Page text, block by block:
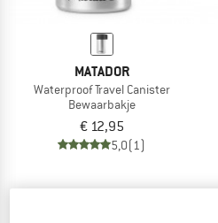
MATADOR
Waterproof Travel Canister
Bewaarbakje
€ 12,95
5,0(1)